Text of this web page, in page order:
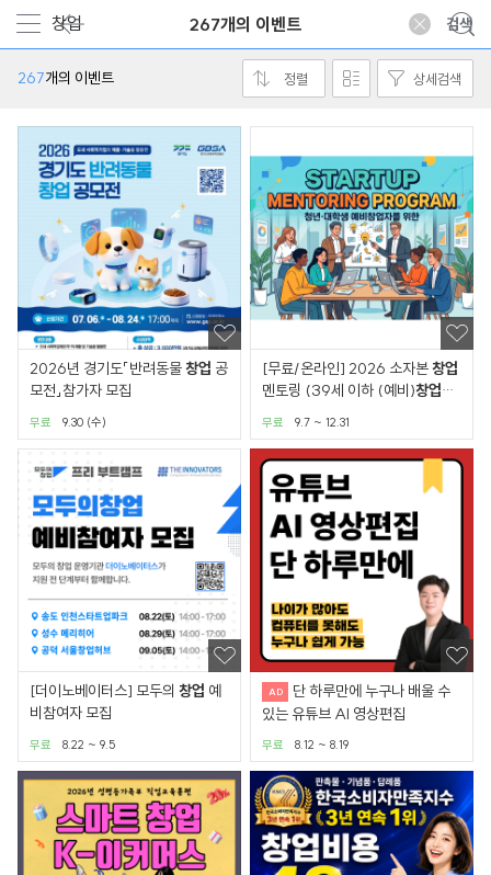
267개의 이벤트
267개의 이벤트 정렬 상세검색
2026년 경기도「반려동물창업 공
모전」참가자 모집
9.30 (수)
무료
[무료/온라인] 2026 소자본창업
멘토링 (39세 이하 (예비)창업자
9.7 ~ 12.31
무료
[더이노베이터스] 모두의 창업 예
비참여자 모집
8.22 ~ 9.5
무료
단 하루만에 누구나 배울 수
있는 유튜브 AI 영상편집
8.12 ~ 8.19
무료